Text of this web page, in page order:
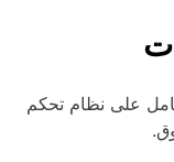
على نظام تحكم